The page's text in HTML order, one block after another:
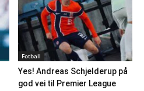
Fotball
Yes! Andreas Schjelderup på
god vei til Premier League